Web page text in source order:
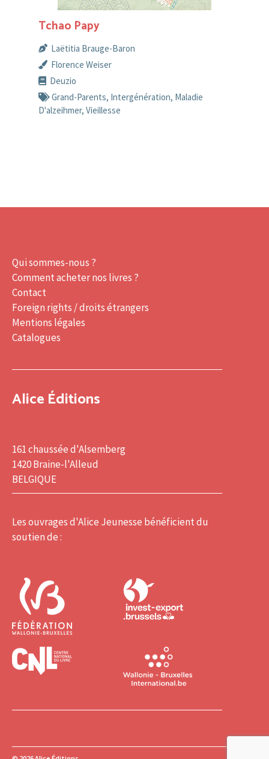
Tchao Papy
Laëtitia Brauge-Baron
Florence Weiser
Deuzio
Grand-Parents, Intergénération, Maladie
D'alzeihmer, Vieillesse
Qui sommes-nous ?
Comment acheter nos livres ?
Contact
Foreign rights / droits étrangers
Mentions légales
Catalogues
Alice Éditions
161 chaussée d'Alsemberg
1420 Braine-l'Alleud
BELGIQUE
Les ouvrages d'Alice Jeunesse bénéficient du
soutien de :